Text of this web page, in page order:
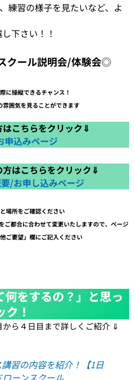
練習の様子を見たいなど、よ
下さい！！
クール説明会/体験会◎
に操縦できるチャンス！
囲気を見ることができます
こちらをクリック⇓
申込みページ
はこちらをクリック⇓
/お申し込みページ
場所をご確認ください
ご都合に合わせて変更いたしますので、ページ
ご要望」欄にご記入ください
何をするの？」と思っ
！
ら４日目まで詳しくご紹介 ⇓
習の内容を紹介！【1日